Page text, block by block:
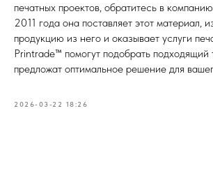
печатных проектов, обратитесь в
2011 года она поставляет этот материал,
продукцию из него и оказывает услуги
Printrade™ помогут подобрать подходящий
предложат оптимальное решение для
2026-03-22 18:26